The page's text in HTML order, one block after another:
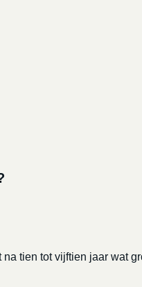
tien tot vijftien jaar wat